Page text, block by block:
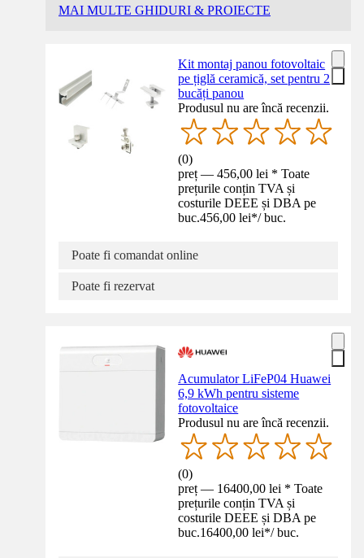
MAI MULTE GHIDURI & PROIECTE
Kit montaj panou fotovoltaic
pe țiglă ceramică, set pentru 2
bucăți panou
Produsul nu are încă recenzii.
(0)
preț — 456,00 lei * Toate
prețurile conțin TVA și
costurile DEEE și DBA pe
buc.456,00 lei*/ buc.
Poate fi comandat online
Poate fi rezervat
Acumulator LiFeP04 Huawei
6,9 kWh pentru sisteme
fotovoltaice
Produsul nu are încă recenzii.
(0)
preț — 16400,00 lei * Toate
prețurile conțin TVA și
costurile DEEE și DBA pe
buc.16400,00 lei*/ buc.